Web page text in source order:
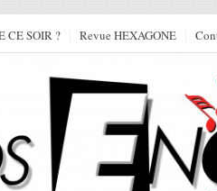
CE SOIR ? Revue HEXAGONE